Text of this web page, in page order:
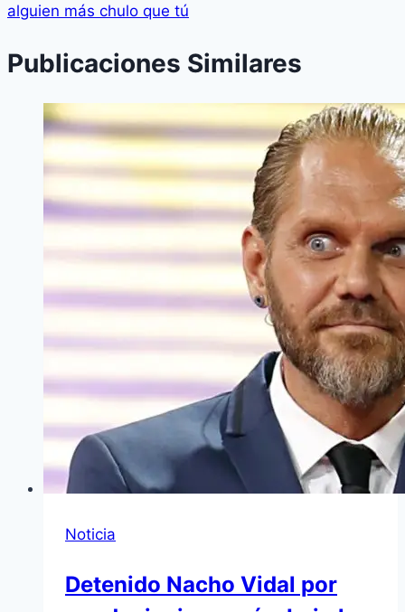
alguien más chulo que tú
Publicaciones Similares
Noticia
Detenido Nacho Vidal por